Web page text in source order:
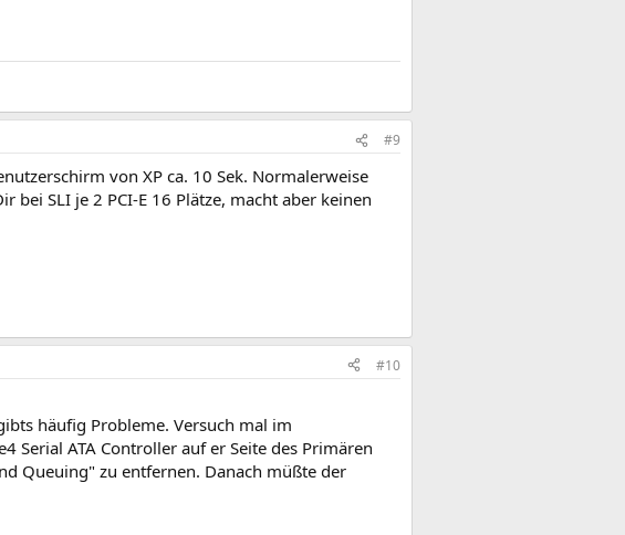
#9
von XP ca. 10 Sek. Normalerweise
bei SLI je 2 PCI-E 16 Plätze, macht aber keinen
#10
häufig Probleme. Versuch mal im
Serial ATA Controller auf er Seite des Primären
Queuing" zu entfernen. Danach müßte der